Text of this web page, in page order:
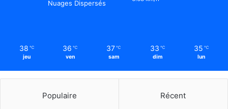
Nuages Dispersés
38 ℃
jeu
36 ℃
ven
37 ℃
sam
33 ℃
dim
35 ℃
lun
Populaire Récent